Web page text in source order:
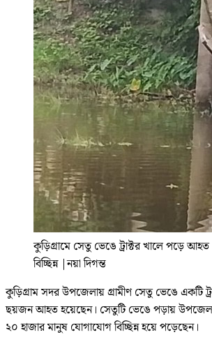
কুড়িগ্রামে সেতু ভেঙে ট্রাক্টর খালে পড়ে
বিচ্ছিন্ন |নয়া দিগন্ত
কুড়িগ্রাম সদর উপজেলায় গ্রামীণ সেতু ভেঙে একটি
ছয়জন আহত হয়েছেন। সেতুটি ভেঙে পড়ায়
২০ হাজার মানুষ যোগাযোগ বিচ্ছিন্ন হয়ে পড়েছেন।